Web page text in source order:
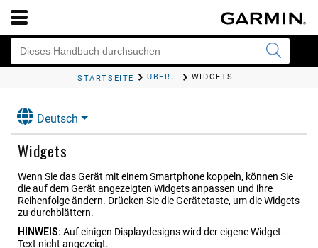
STARTSEITE ÜBERSICHT ÜBER DAS GERÄT WIDGETS
Deutsch
Widgets
Wenn Sie das Gerät mit einem Smartphone koppeln, können Sie
die auf dem Gerät angezeigten Widgets anpassen und ihre
Reihenfolge ändern. Drücken Sie die Gerätetaste, um die Widgets
zu durchblättern.
HINWEIS: Auf einigen Displaydesigns wird der eigene Widget-
Text nicht angezeigt.